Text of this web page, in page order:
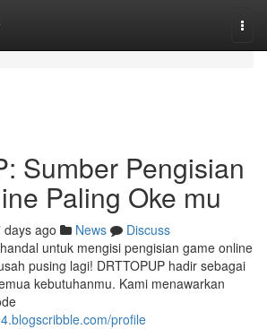
Sumber Pengisian
Paling Oke mu
days ago News
Discuss
untuk mengisi pengisian game online
pusing lagi! DRTTOPUP hadir sebagai
kebutuhanmu. Kami menawarkan
profile